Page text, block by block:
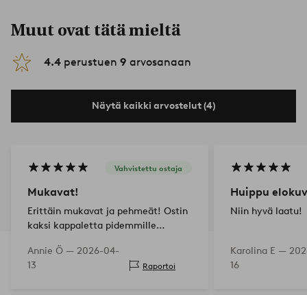
Muut ovat tätä mieltä
4.4 perustuen 9 arvosanaan
Näytä kaikki arvostelut (4)
Vahvistettu ostaja
Mukavat!
Erittäin mukavat ja pehmeät! Ostin
kaksi kappaletta pidemmille
sisältyneet ostettavaan pakettiin.
Annie Ö — 2026-04-
13
Raportoi
Huippu
Niin hyvä laatu!
Karolina E —
16